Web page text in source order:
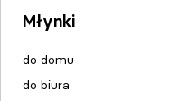
Młynki
do domu
do biura